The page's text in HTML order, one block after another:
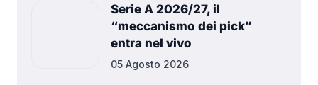
Serie A 2026/27, il
“meccanismo dei pick”
entra nel vivo
05 Agosto 2026